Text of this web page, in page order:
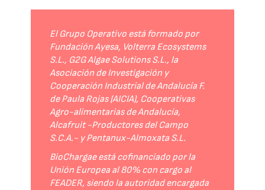
El Grupo Operativo está formado por
Fundación Ayesa, Volterra Ecosystems
S.L., G2G Algae Solutions S.L., la
Asociación de Investigación y
Cooperación Industrial de Andalucía F.
de Paula Rojas (AICIA), Cooperativas
Agro-alimentarias de Andalucía,
Alcafruit -Productores del Campo
S.C.A.- y Pentanux-Almoxata S.L.
BioChargae está cofinanciado por la
Unión Europea al 80% con cargo al
FEADER, siendo la autoridad encargada